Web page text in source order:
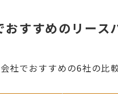
おすすめのリース
社でおすすめの6社の比